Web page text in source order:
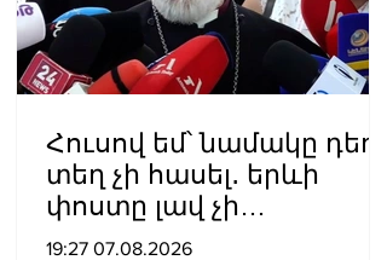
Հուսով եմ՝ նամակը դեռ
տեղ չի հասել․ երևի
փոստը լավ չի
աշխատում․ Նաթան
19:27 07.08.2026